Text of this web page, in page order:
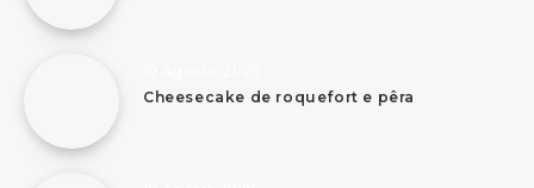
Cheesecake de roquefort e pêra